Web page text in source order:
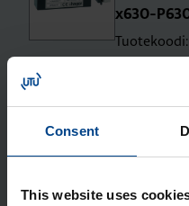
Consent
This website uses
x630-
L-lii­tin
pai­nen
Tuotekoodi: